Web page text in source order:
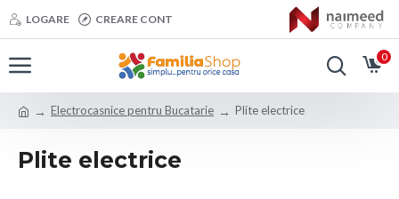
LOGARE CREARE CONT
0
Electrocasnice pentru Bucatarie Plite electrice
Plite electrice